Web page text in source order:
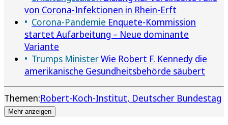
von Corona-Infektionen in Rhein-Erft
Corona-Pandemie Enquete-Kommission
startet Aufarbeitung – Neue dominante
Variante
Trumps MinisterWie Robert F. Kennedy die
amerikanische Gesundheitsbehörde säubert
Themen:Robert-Koch-Institut Deutscher Bundestag
Mehr anzeigen